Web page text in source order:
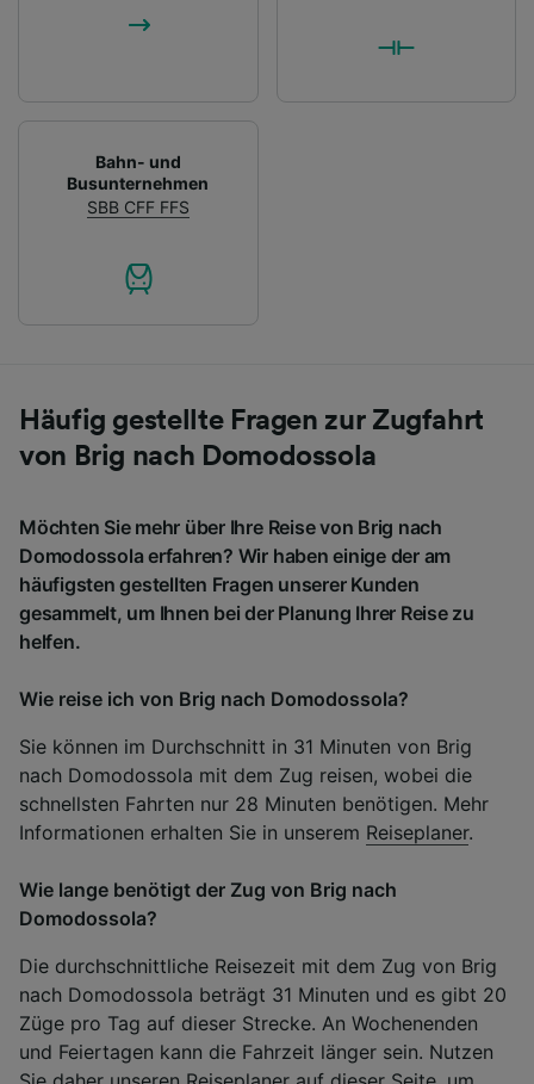
Bahn- und
Busunternehmen
SBB CFF FFS
Häufig gestellte Fragen zur Zugfahrt
von Brig nach Domodossola
Möchten Sie mehr über Ihre Reise von Brig nach
Domodossola erfahren? Wir haben einige der am
häufigsten gestellten Fragen unserer Kunden
gesammelt, um Ihnen bei der Planung Ihrer Reise zu
helfen.
Wie reise ich von Brig nach Domodossola?
Sie können im Durchschnitt in 31 Minuten von Brig
nach Domodossola mit dem Zug reisen, wobei die
schnellsten Fahrten nur 28 Minuten benötigen. Mehr
Informationen erhalten Sie in unserem Reiseplaner.
Wie lange benötigt der Zug von Brig nach
Domodossola?
Die durchschnittliche Reisezeit mit dem Zug von Brig
nach Domodossola beträgt 31 Minuten und es gibt 20
Züge pro Tag auf dieser Strecke. An Wochenenden
und Feiertagen kann die Fahrzeit länger sein. Nutzen